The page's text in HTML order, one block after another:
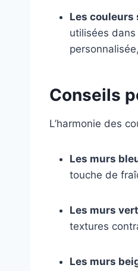
Les couleurs
utilisées
Conseils
L’harmonie des
Les murs
touche de
Les murs
textures
Les murs